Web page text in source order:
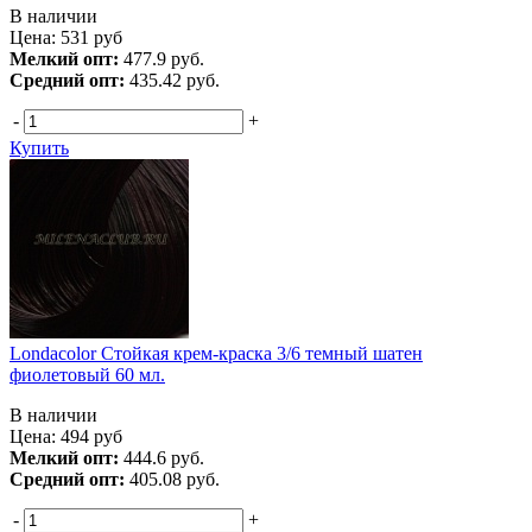
В наличии
Цена: 531 руб
Мелкий опт: 477.9 руб.
Средний опт: 435.42 руб.
-
+
Купить
Londacolor Стойкая крем-краска 3/6 темный шатен
фиолетовый 60 мл.
В наличии
Цена: 494 руб
Мелкий опт: 444.6 руб.
Средний опт: 405.08 руб.
-
+